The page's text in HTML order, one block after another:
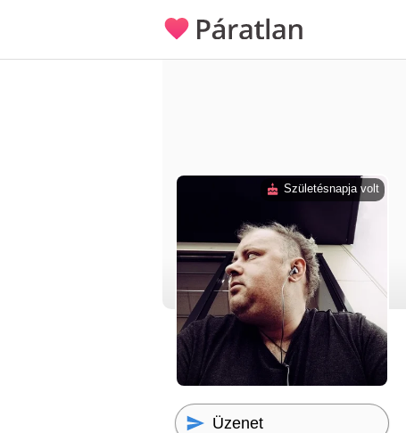
Születésnapja volt
Üzenet